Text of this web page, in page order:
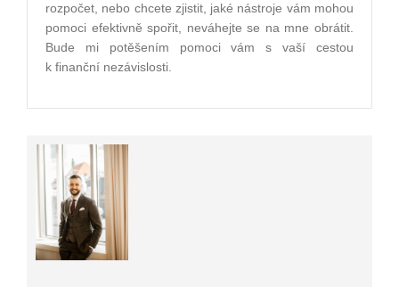
rozpočet, nebo chcete zjistit, jaké nástroje vám mohou
pomoci efektivně spořit, neváhejte se na mne obrátit.
Bude mi potěšením pomoci vám s vaší cestou
k finanční nezávislosti.